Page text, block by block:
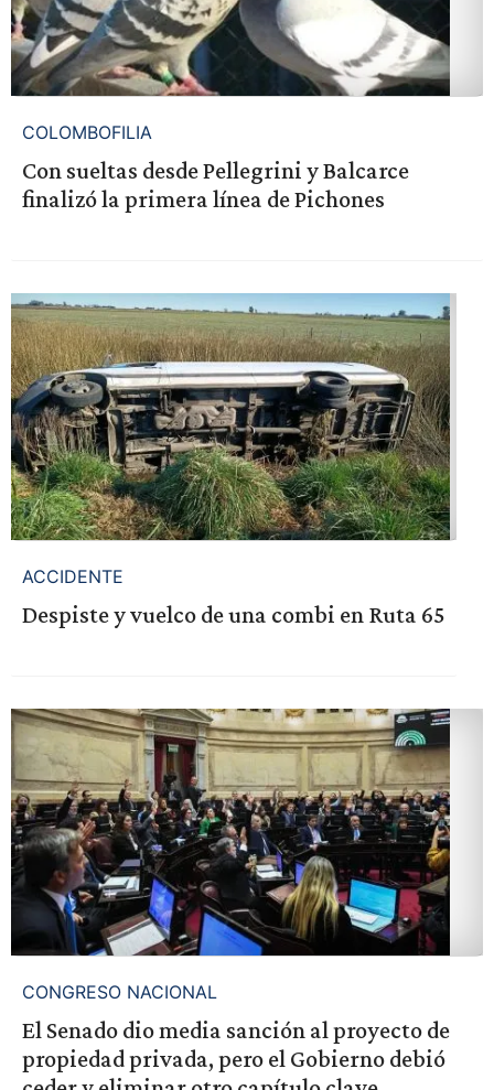
COLOMBOFILIA
Con sueltas desde Pellegrini y Balcarce
finalizó la primera línea de Pichones
ACCIDENTE
Despiste y vuelco de una combi en Ruta 65
CONGRESO NACIONAL
El Senado dio media sanción al proyecto de
propiedad privada, pero el Gobierno debió